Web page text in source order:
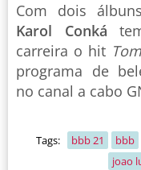
Com dois
Karol Conká
carreira o hit
programa de
no canal a cabo
Tags: bbb 21 bbb
joao